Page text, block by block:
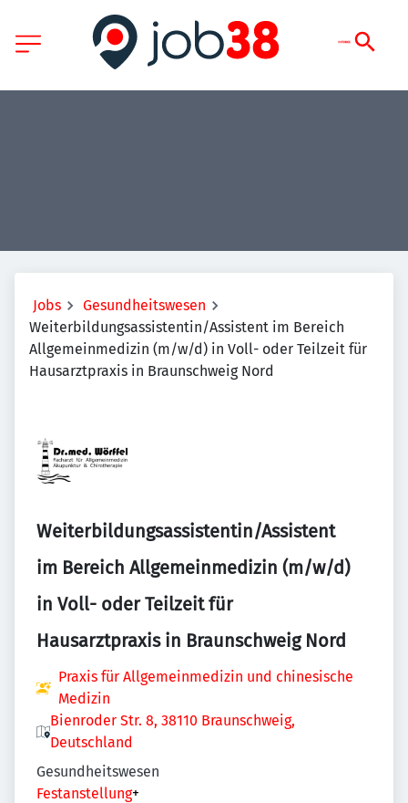
Jobs
Gesundheitswesen
Weiterbildungsassistentin/Assistent im Bereich
Allgemeinmedizin (m/w/d) in Voll- oder Teilzeit für
Hausarztpraxis in Braunschweig Nord
Weiterbildungsassistentin/Assistent
im Bereich Allgemeinmedizin (m/w/d)
in Voll- oder Teilzeit für
Hausarztpraxis in Braunschweig Nord
Praxis für Allgemeinmedizin und chinesische
Medizin
Bienroder Str. 8, 38110 Braunschweig,
Deutschland
Gesundheitswesen
Festanstellung+